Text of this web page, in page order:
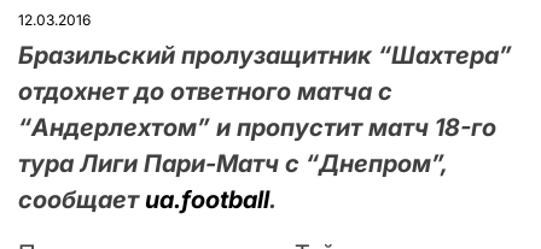
12.03.2016
Бразильский пролузащитник “Шахтера”
отдохнет до ответного матча с
“Андерлехтом” и пропустит матч 18-го
тура Лиги Пари-Матч с “Днепром”,
сообщаетua.football.